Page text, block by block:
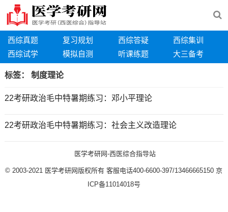
西综真题 复习规划 西综答疑
西综集训
西综试学
模拟自测 听课练题 大三备考
标签： 制度理论
22考研政治毛中特暑期练习：邓小平理论
22考研政治毛中特暑期练习：社会主义改造理论
医学考研网-西医综合指导站
© 2003-2021 医学考研网版权所有 客服电话400-6600-397/13466665150 京
ICP备11014018号